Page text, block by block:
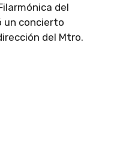
del
un concierto
del Mtro.